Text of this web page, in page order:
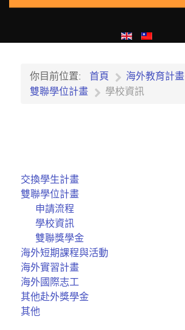
你目前位置: 首頁
海外教育計畫
雙聯學位計畫
學校資訊
交換學生計畫
雙聯學位計畫
申請流程
學校資訊
雙聯獎學金
海外短期課程與活動
海外實習計畫
海外國際志工
其他赴外獎學金
其他